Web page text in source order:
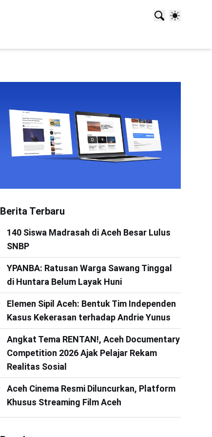
Berita Terbaru
140 Siswa Madrasah di Aceh Besar Lulus
SNBP
YPANBA: Ratusan Warga Sawang Tinggal
di Huntara Belum Layak Huni
Elemen Sipil Aceh: Bentuk Tim Independen
Kasus Kekerasan terhadap Andrie Yunus
Angkat Tema RENTAN!, Aceh Documentary
Competition 2026 Ajak Pelajar Rekam
Realitas Sosial
Aceh Cinema Resmi Diluncurkan, Platform
Khusus Streaming Film Aceh